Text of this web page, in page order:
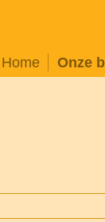
Home Onze